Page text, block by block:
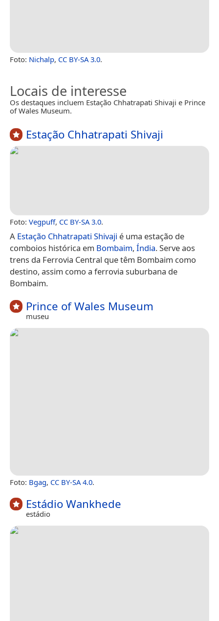
Foto: Nichalp, CC BY-SA 3.0.
Locais de interesse
Os destaques incluem Estação Chhatrapati Shivaji e Prince
of Wales Museum.
Estação Chhatrapati Shivaji
Foto: Vegpuff, CC BY-SA 3.0.
A Estação Chhatrapati Shivaji é uma estação de
comboios histórica em Bombaim, Índia. Serve aos
trens da Ferrovia Central que têm Bombaim como
destino, assim como a ferrovia suburbana de
Bombaim.
Prince of Wales Museum
museu
Foto: Bgag, CC BY-SA 4.0.
Estádio Wankhede
estádio